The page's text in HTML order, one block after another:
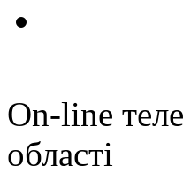
On-line
області